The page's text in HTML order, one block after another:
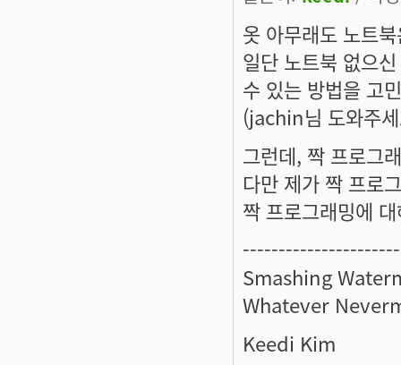
옷 아무래도 노트
일단 노트북 없으
수 있는 방법을 고
(jachin님 도와주
그런데, 짝 프로그
다만 제가 짝 프로
짝 프로그래밍에
Smashing
Whatever
Keedi Kim